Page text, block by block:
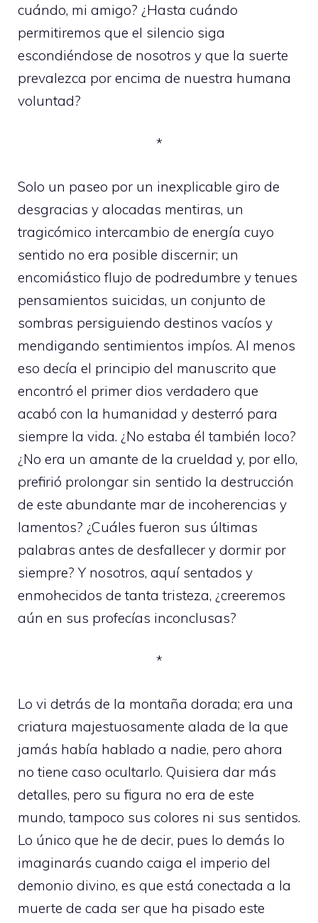
cuándo, mi amigo? ¿Hasta cuándo
permitiremos que el silencio siga
escondiéndose de nosotros y que la suerte
prevalezca por encima de nuestra humana
voluntad?
*
Solo un paseo por un inexplicable giro de
desgracias y alocadas mentiras, un
tragicómico intercambio de energía cuyo
sentido no era posible discernir; un
encomiástico flujo de podredumbre y tenues
pensamientos suicidas, un conjunto de
sombras persiguiendo destinos vacíos y
mendigando sentimientos impíos. Al menos
eso decía el principio del manuscrito que
encontró el primer dios verdadero que
acabó con la humanidad y desterró para
siempre la vida. ¿No estaba él también loco?
¿No era un amante de la crueldad y, por ello,
prefirió prolongar sin sentido la destrucción
de este abundante mar de incoherencias y
lamentos? ¿Cuáles fueron sus últimas
palabras antes de desfallecer y dormir por
siempre? Y nosotros, aquí sentados y
enmohecidos de tanta tristeza, ¿creeremos
aún en sus profecías inconclusas?
*
Lo vi detrás de la montaña dorada; era una
criatura majestuosamente alada de la que
jamás había hablado a nadie, pero ahora
no tiene caso ocultarlo. Quisiera dar más
detalles, pero su figura no era de este
mundo, tampoco sus colores ni sus sentidos.
Lo único que he de decir, pues lo demás lo
imaginarás cuando caiga el imperio del
demonio divino, es que está conectada a la
muerte de cada ser que ha pisado este